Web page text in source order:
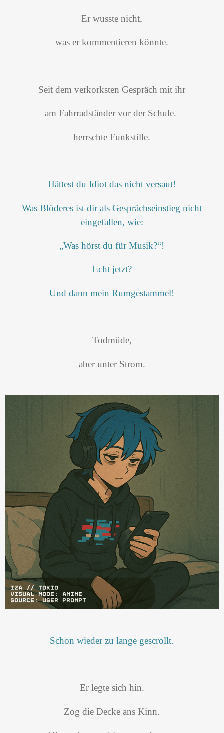
Er wusste nicht,
was er kommentieren könnte.
Seit dem verkorksten Gespräch mit ihr
am Fahrradständer vor der Schule.
herrschte Funkstille.
Hättest du Idiot das nicht versaut!
Was Blöderes ist dir als Gesprächseinstieg nicht
eingefallen, wie:
„Was hörst du für Musik?“!
Echt jetzt?
Und dann mein Rumgestammel!
Todmüde,
aber unter Strom.
Schon wieder zu lange gescrollt.
Er legte sich hin.
Zog die Decke ans Kinn.